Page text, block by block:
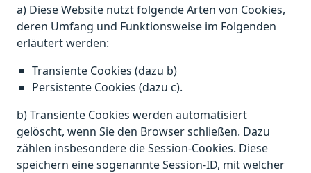
a) Diese Website nutzt folgende Arten von Cookies,
deren Umfang und Funktionsweise im Folgenden
erläutert werden:
Transiente Cookies (dazu b)
Persistente Cookies (dazu c).
b) Transiente Cookies werden automatisiert
gelöscht, wenn Sie den Browser schließen. Dazu
zählen insbesondere die Session-Cookies. Diese
speichern eine sogenannte Session-ID, mit welcher